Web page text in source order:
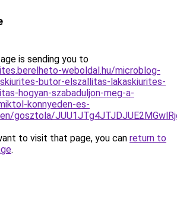
is sending you to
weboldal.hu/microblog-
butor-elszallitas-lakaskiurites-
hogyan-szabaduljon-meg-a-
konnyeden-es-
gosztola/
to visit that page, you can return to
.